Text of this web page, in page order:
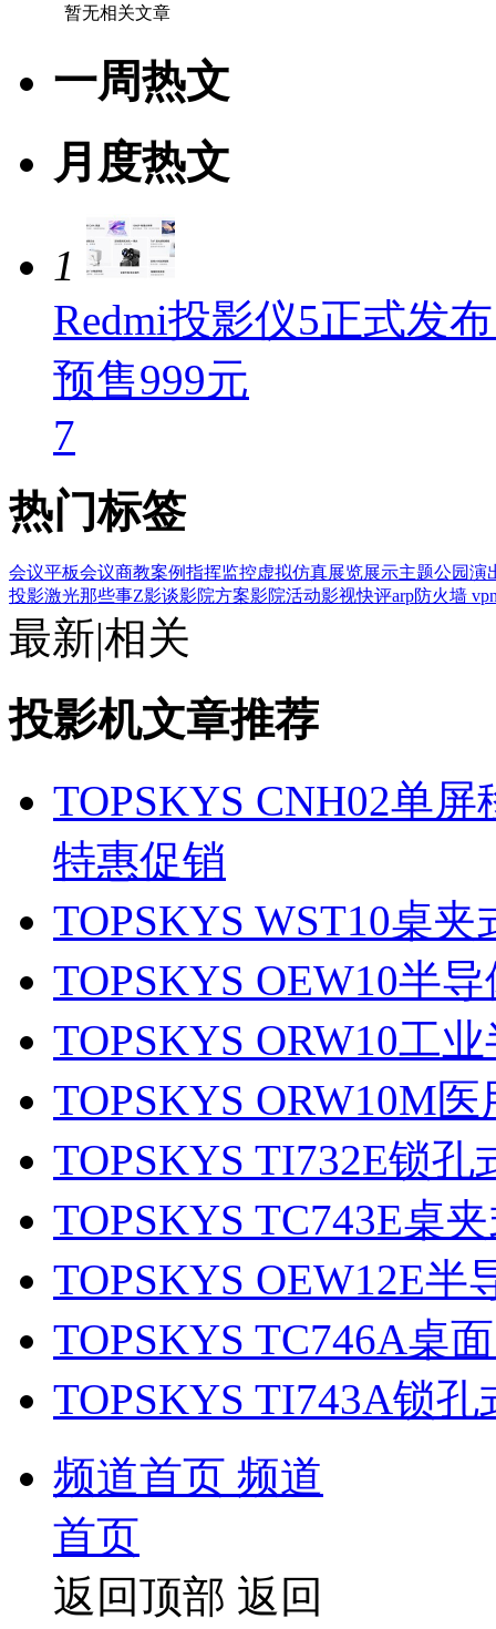
暂无相关文章
一周热文
月度热文
1
Redmi投影仪5正式发
预售999元
7
热门标签
会议平板会议商教案例指挥监控虚拟仿真展览展示主题公园演
投影激光那些事Z影谈影院方案影院活动影视快评arp防火墙
最新|相关
投影机文章推荐
TOPSKYS CNH02单
特惠促销
TOPSKYS WST10桌
TOPSKYS OEW10半
TOPSKYS ORW10工
TOPSKYS ORW10M
TOPSKYS TI732E锁
TOPSKYS TC743E桌
TOPSKYS OEW12E
TOPSKYS TC746A桌
TOPSKYS TI743A锁
频道首页 频道
首页
返回顶部 返回